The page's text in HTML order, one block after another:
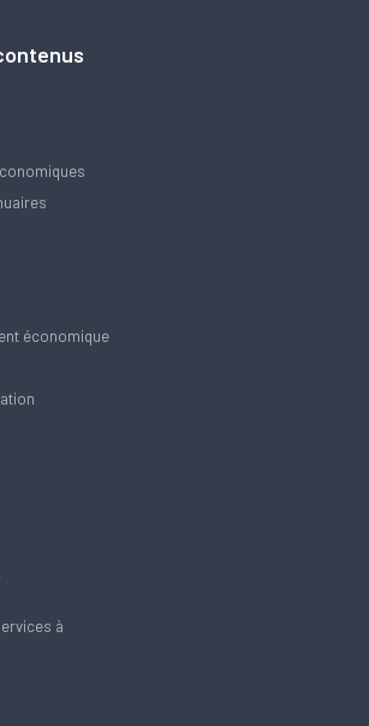
économique
à